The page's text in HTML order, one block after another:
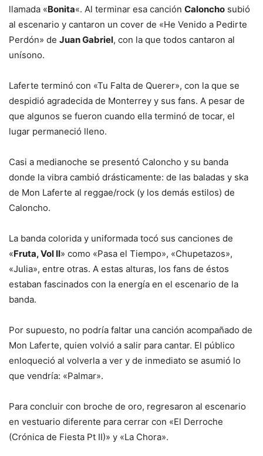
llamada «Bonita«. Al terminar esa canción Caloncho subió
al escenario y cantaron un cover de «He Venido a Pedirte
Perdón» de Juan Gabriel, con la que todos cantaron al
unísono.
Laferte terminó con «Tu Falta de Querer», con la que se
despidió agradecida de Monterrey y sus fans. A pesar de
que algunos se fueron cuando ella terminó de tocar, el
lugar permaneció lleno.
Casi a medianoche se presentó Caloncho y su banda
donde la vibra cambió drásticamente: de las baladas y ska
de Mon Laferte al reggae/rock (y los demás estilos) de
Caloncho.
La banda colorida y uniformada tocó sus canciones de
«Fruta, Vol II» como «Pasa el Tiempo», «Chupetazos»,
«Julia», entre otras. A estas alturas, los fans de éstos
estaban fascinados con la energía en el escenario de la
banda.
Por supuesto, no podría faltar una canción acompañado de
Mon Laferte, quien volvió a salir para cantar. El público
enloqueció al volverla a ver y de inmediato se asumió lo
que vendría: «Palmar».
Para concluir con broche de oro, regresaron al escenario
en vestuario diferente para cerrar con «El Derroche
(Crónica de Fiesta Pt II)» y «La Chora».